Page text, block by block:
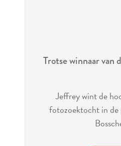
Trotse winnaar van
Jeffrey wint de
fotozoektocht in